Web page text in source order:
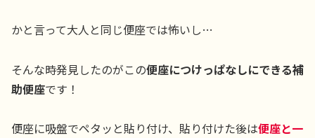
かと言って大人と同じ便座では怖いし…
そんな時発見したのがこの便座につけっぱなしにできる補
助便座です！
便座に吸盤でペタッと貼り付け、貼り付けた後は便座と一